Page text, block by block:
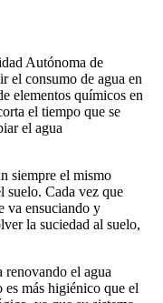
Autónoma de
el consumo de agua en
elementos químicos en
el tiempo que se
el agua
siempre el mismo
suelo. Cada vez que
va ensuciando y
la suciedad al suelo,
renovando el agua
más higiénico que el